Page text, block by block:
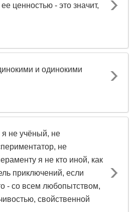
ценностью - это значит,
и одинокими
я не учёный, не
не
я не кто иной, как
приключений, если
- со всем любопытством,
свойственной